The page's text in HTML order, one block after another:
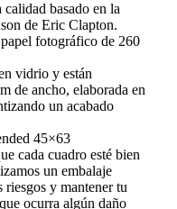
calidad basado en la
de Eric Clapton.
fotográfico de 260
vidrio y están
de ancho, elaborada en
un acabado
45×63
cada cuadro esté bien
un embalaje
y mantener tu
ocurra algún daño